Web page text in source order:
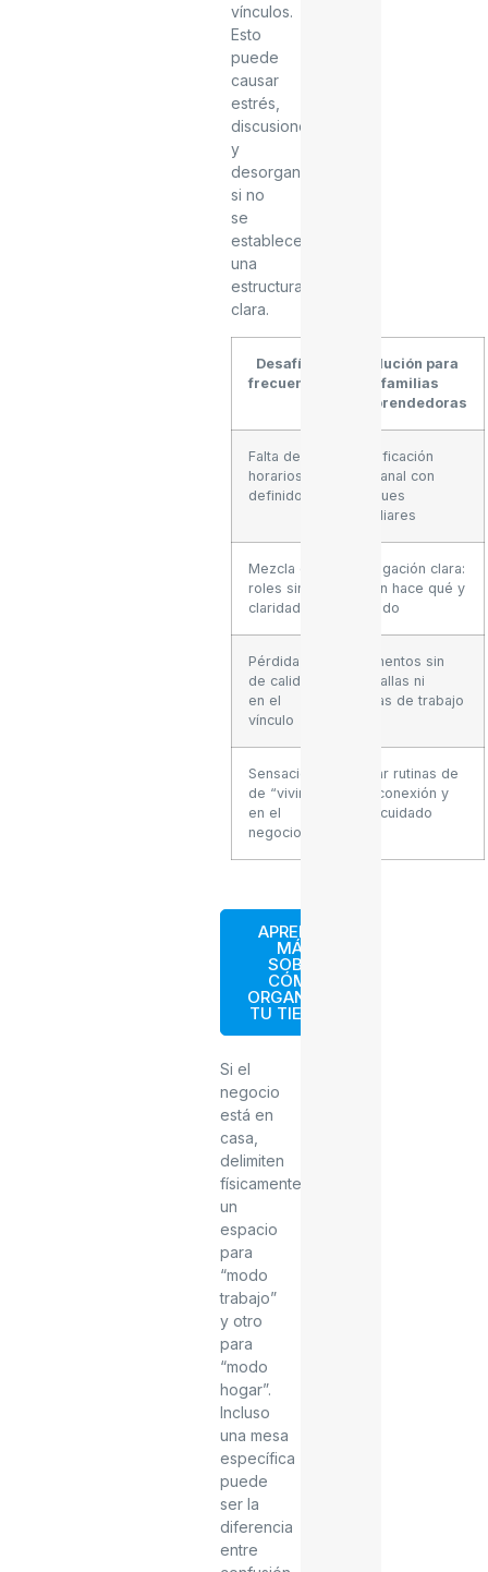
vínculos.
Esto
puede
causar
estrés,
discusiones
y
desorganización
si no
se
establece
una
estructura
clara.
Desafío
frecuente
Solución para
familias
emprendedoras
Falta de
horarios
definidos
Planificación
semanal con
bloques
familiares
Mezcla de
roles sin
claridad
Delegación clara:
quién hace qué y
cuándo
Pérdida
de calidad
en el
vínculo
Momentos sin
pantallas ni
temas de trabajo
Sensación
de “vivir
en el
negocio”
Crear rutinas de
desconexión y
autocuidado
APRENDE
MÁS
SOBRE
CÓMO
ORGANIZAR
TU TIEMPO
Si el
negocio
está en
casa,
delimiten
físicamente
un
espacio
para
“modo
trabajo”
y otro
para
“modo
hogar”.
Incluso
una mesa
específica
puede
ser la
diferencia
entre